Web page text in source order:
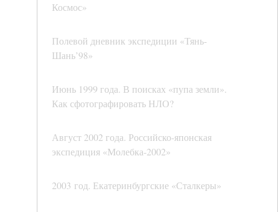
Космос»
Полевой дневник экспедиции «Тянь-
Шань’98»
Июнь 1999 года. В поисках «пупа земли».
Как сфотографировать НЛО?
Август 2002 года. Российско-японская
экспедиция «Молебка-2002»
2003 год. Екатеринбургские «Сталкеры»